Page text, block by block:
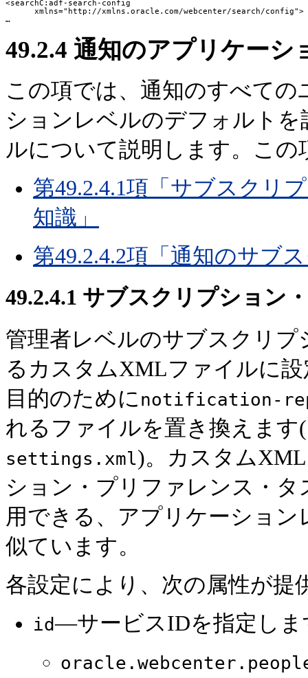
      xmlns="http://xmlns.oracle.com/webcenter/search/config">
49.2.4 通知のアプリケーシ
この項では、通知のすべて
ションレベルのデフォルト
ルについて説明します。こ
第49.2.4.1項「サブスクリ
知識」
第49.2.4.2項「通知のサブ
49.2.4.1 サブスクリプション
管理者レベルのサブスクリ
るカスタムXMLファイルに
目的のために notification-
れるファイルを置き換えます(
settings.xml)。カスタム
ション・プリファレンス・
用できる、アプリケーショ
似ています。
各設定により、次の属性が提
id—サービスIDを指定しま